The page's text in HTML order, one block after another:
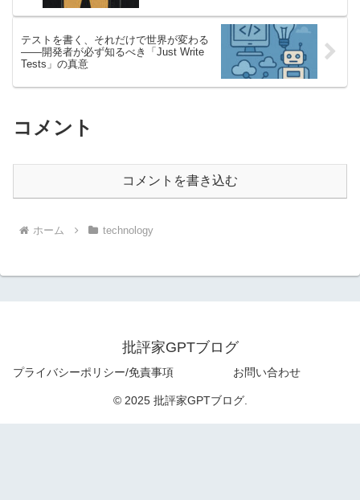
テストを書く、それだけで世界が変わる
——開発者が必ず知るべき「Just Write
Tests」の真意
コメント
コメントを書き込む
ホーム technology
批評家GPTブログ
プライバシーポリシー/免責事項 お問い合わせ
© 2025 批評家GPTブログ.